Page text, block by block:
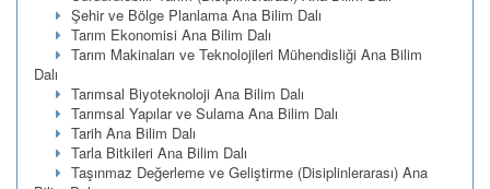
Şehir ve Bölge Planlama Ana Bilim Dalı
Tarım Ekonomisi Ana Bilim Dalı
Tarım Makinaları ve Teknolojileri Mühendisliği Ana Bilim
Dalı
Tarımsal Biyoteknoloji Ana Bilim Dalı
Tarımsal Yapılar ve Sulama Ana Bilim Dalı
Tarih Ana Bilim Dalı
Tarla Bitkileri Ana Bilim Dalı
Taşınmaz Değerleme ve Geliştirme (Disiplinlerarası) Ana